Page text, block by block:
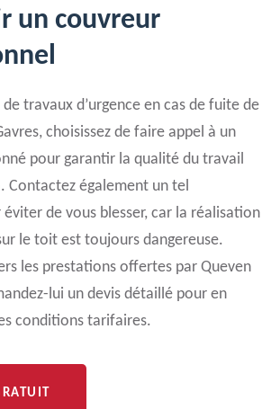
un couvreur
de travaux d’urgence en cas de fuite de
choisissez de faire appel à un
pour garantir la qualité du travail
Contactez également un tel
de vous blesser, car la réalisation
le toit est toujours dangereuse.
les prestations offertes par Queven
lui un devis détaillé pour en
conditions tarifaires.